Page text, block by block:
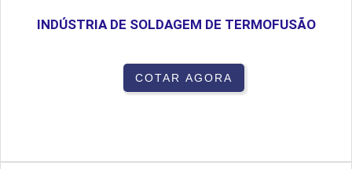
INDÚSTRIA DE SOLDAGEM DE TERMOFUSÃO
COTAR AGORA